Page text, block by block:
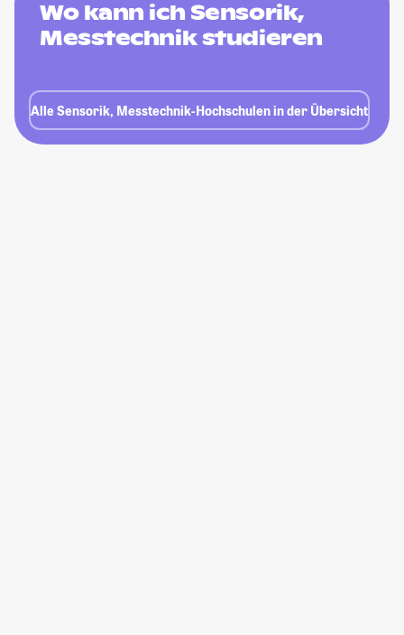
Wo kann ich Sensorik,
Messtechnik studieren
Alle Sensorik, Messtechnik-Hochschulen in der Übersicht